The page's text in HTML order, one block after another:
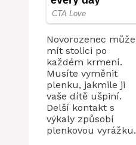
Novorozenec může
mít stolici po
každém krmení.
Musíte vyměnit
plenku, jakmile ji
vaše dítě ušpiní.
Delší kontakt s
výkaly způsobí
plenkovou vyrážku.